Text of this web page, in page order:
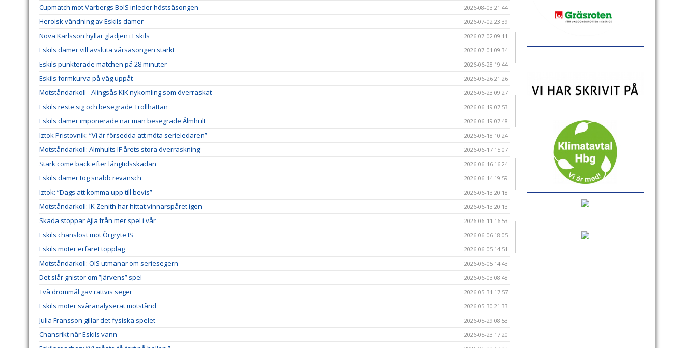
Cupmatch mot Varbergs BoIS inleder höstsäsongen 2026-08-03 21:44
Heroisk vändning av Eskils damer 2026-07-02 23:39
Nova Karlsson hyllar glädjen i Eskils 2026-07-02 09:11
Eskils damer vill avsluta vårsäsongen starkt 2026-07-01 09:34
Eskils punkterade matchen på 28 minuter 2026-06-28 19:44
Eskils formkurva på väg uppåt 2026-06-26 21:26
Motståndarkoll - Alingsås KIK nykomling som överraskat 2026-06-23 09:27
Eskils reste sig och besegrade Trollhättan 2026-06-19 07:53
Eskils damer imponerade när man besegrade Älmhult 2026-06-19 07:48
Iztok Pristovnik: ”Vi är försedda att möta serieledaren” 2026-06-18 10:24
Motståndarkoll: Älmhults IF årets stora överraskning 2026-06-17 15:07
Stark come back efter långtidsskadan 2026-06-16 16:24
Eskils damer tog snabb revansch 2026-06-14 19:59
Iztok: ”Dags att komma upp till bevis” 2026-06-13 20:18
Motståndarkoll: IK Zenith har hittat vinnarspåret igen 2026-06-13 20:13
Skada stoppar Ajla från mer spel i vår 2026-06-11 16:53
Eskils chanslöst mot Örgryte IS 2026-06-06 18:05
Eskils möter erfaret topplag 2026-06-05 14:51
Motståndarkoll: ÖIS utmanar om seriesegern 2026-06-05 14:43
Det slår gnistor om ”Järvens” spel 2026-06-03 08:48
Två drömmål gav rättvis seger 2026-05-31 17:57
Eskils möter svåranalyserat motstånd 2026-05-30 21:33
Julia Fransson gillar det fysiska spelet 2026-05-29 08:53
Chansrikt när Eskils vann 2026-05-23 17:20